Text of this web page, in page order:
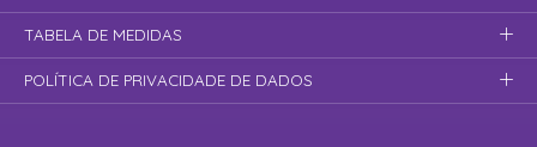
TABELA DE MEDIDAS
POLÍTICA DE PRIVACIDADE DE DADOS